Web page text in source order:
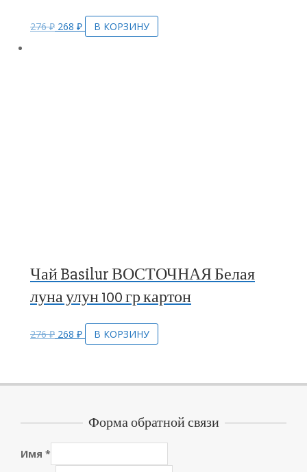
276₽ 268 ₽ В КОРЗИНУ
Чай Basilur ВОСТОЧНАЯ Белая
луна улун 100 гр картон
276₽ 268 ₽ В КОРЗИНУ
Форма обратной связи
Имя *